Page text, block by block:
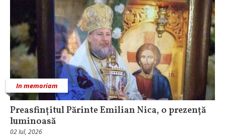
In memoriam
Preasfințitul Părinte Emilian Nica, o prezență
luminoasă
02 Iul, 2026